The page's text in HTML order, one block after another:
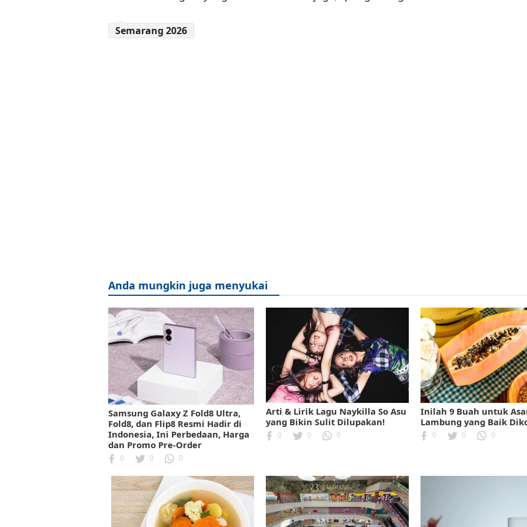
Semarang 2026
Anda mungkin juga menyukai
Samsung Galaxy Z Fold8 Ultra,
Fold8, dan Flip8 Resmi Hadir di
Indonesia, Ini Perbedaan, Harga
dan Promo Pre-Order
0 0 0
Arti & Lirik Lagu Naykilla So Asu
yang Bikin Sulit Dilupakan!
0 0 0
Inilah 9 Buah untuk
Lambung yang Baik
0 0 0